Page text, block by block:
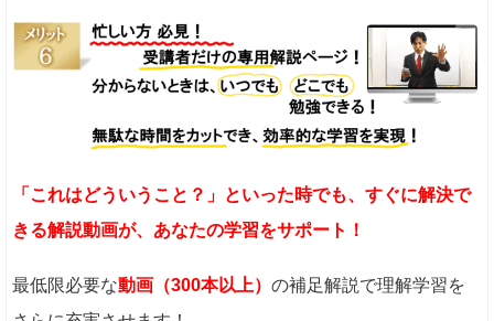
「これはどういうこと？」といった時でも、すぐに解決で
きる解説動画が、あなたの学習をサポート！
最低限必要な動画（300本以上） の補足解説で理解学習を